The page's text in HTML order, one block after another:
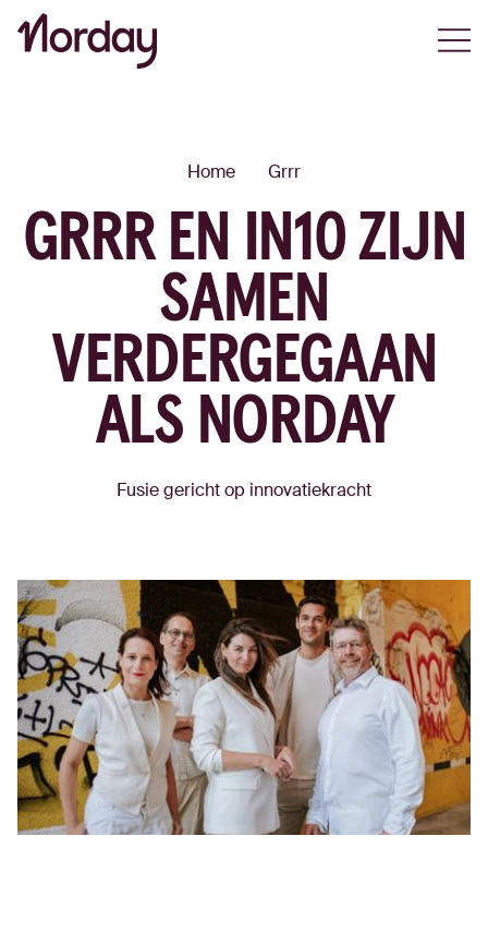
Home Grrr
GRRR EN IN10 ZIJN
SAMEN
VERDERGEGAAN
ALS NORDAY
Fusie gericht op innovatiekracht